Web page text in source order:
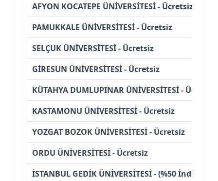
AFYON KOCATEPE ÜNİVERSİTESİ - Ücretsiz
PAMUKKALE ÜNİVERSİTESİ - Ücretsiz
SELÇUK ÜNİVERSİTESİ - Ücretsiz
GİRESUN ÜNİVERSİTESİ - Ücretsiz
KÜTAHYA DUMLUPINAR ÜNİVERSİTESİ - Ücretsiz
KASTAMONU ÜNİVERSİTESİ - Ücretsiz
YOZGAT BOZOK ÜNİVERSİTESİ - Ücretsiz
ORDU ÜNİVERSİTESİ - Ücretsiz
İSTANBUL GEDİK ÜNİVERSİTESİ - (%50 İndirimli)